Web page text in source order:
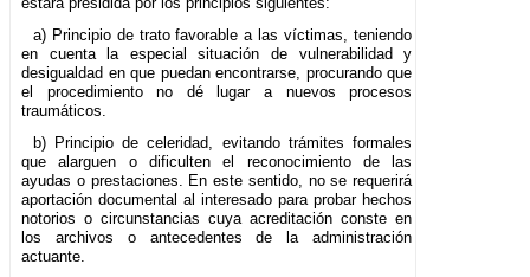
a) Principio de trato favorable a las víctimas, teniendo
en cuenta la especial situación de vulnerabilidad y
desigualdad en que puedan encontrarse, procurando que
el procedimiento no dé lugar a nuevos procesos
traumáticos.
b) Principio de celeridad, evitando trámites formales
que alarguen o dificulten el reconocimiento de las
ayudas o prestaciones. En este sentido, no se requerirá
aportación documental al interesado para probar hechos
notorios o circunstancias cuya acreditación conste en
los archivos o antecedentes de la administración
actuante.